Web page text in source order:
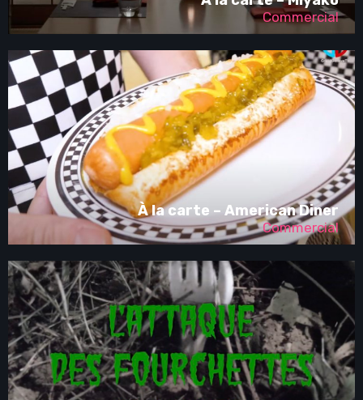
Commercial
À la carte – American Diner
Commercial